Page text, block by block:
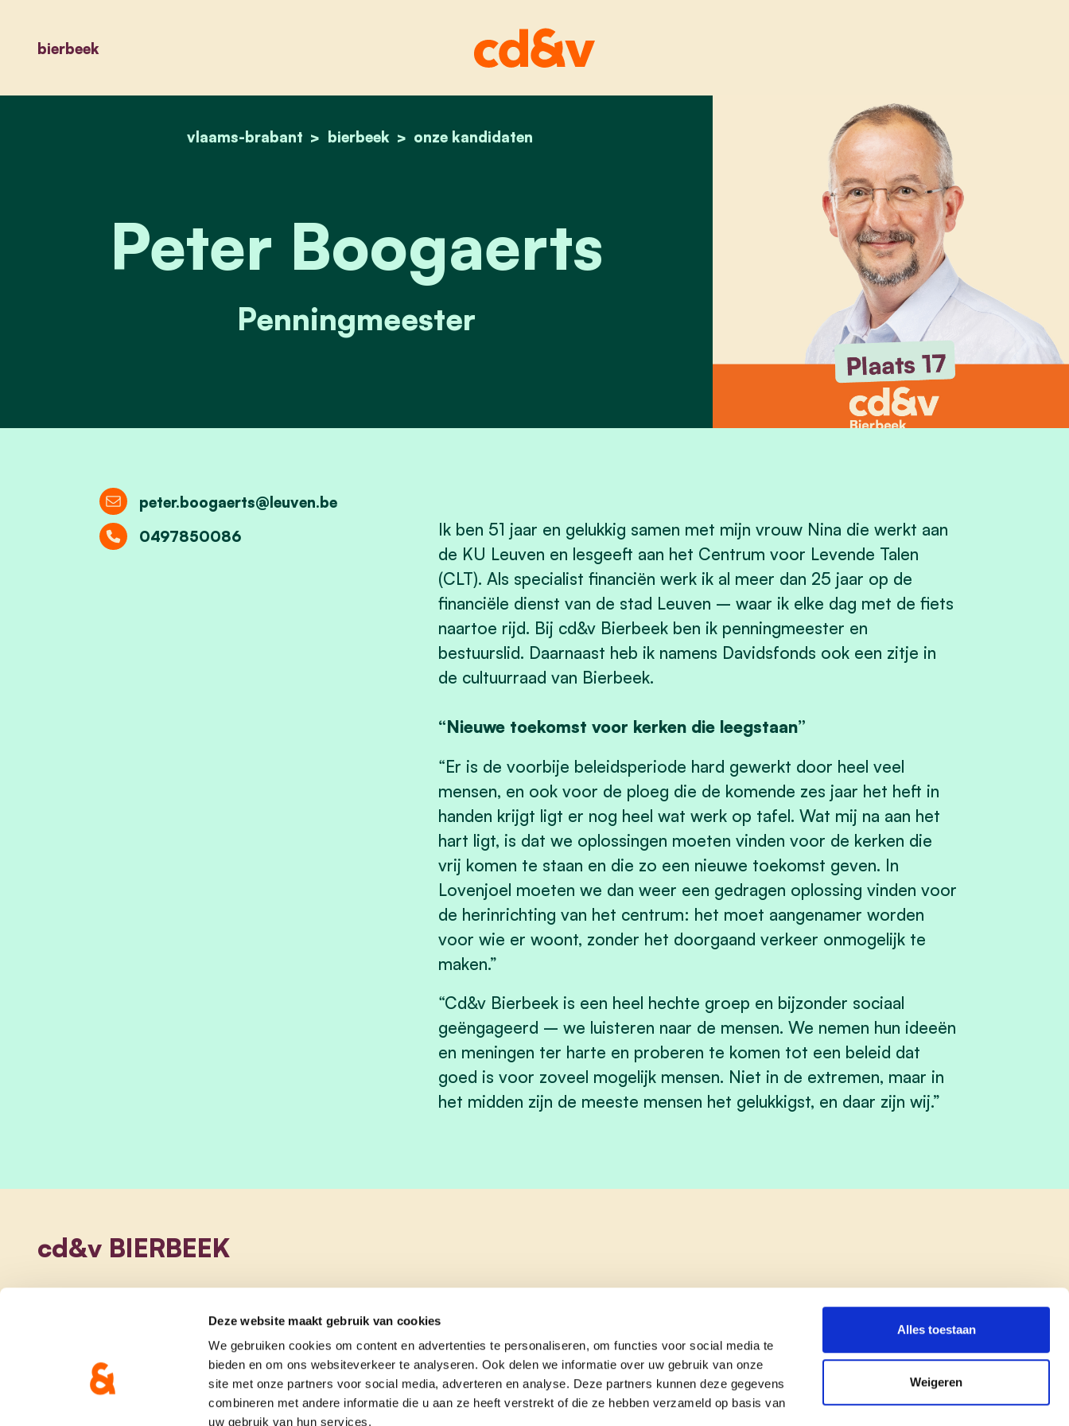
Deze website maakt gebruik van cookies
We gebruiken cookies om content en advertenties te personaliseren, om functies voor social media te
bieden en om ons websiteverkeer te analyseren. Ook delen we informatie over uw gebruik van onze
site met onze partners voor social media, adverteren en analyse. Deze partners kunnen deze gegevens
combineren met andere informatie die u aan ze heeft verstrekt of die ze hebben verzameld op basis van
uw gebruik van hun services.
Alles toestaan
Weigeren
bierbeek
home
vlaams-brabant bierbeek onze kandidaten
peter boogaerts
Peter Boogaerts
Penningmeester
Ik ben 51 jaar en gelukkig samen met mijn vrouw Nina die werkt aan
de KU Leuven en lesgeeft aan het Centrum voor Levende Talen
(CLT). Als specialist financiën werk ik al meer dan 25 jaar op de
financiële dienst van de stad Leuven – waar ik elke dag met de fiets
naartoe rijd. Bij cd&v Bierbeek ben ik penningmeester en
bestuurslid. Daarnaast heb ik namens Davidsfonds ook een zitje in
de cultuurraad van Bierbeek.
“Nieuwe toekomst voor kerken die leegstaan”
“Er is de voorbije beleidsperiode hard gewerkt door heel veel
mensen, en ook voor de ploeg die de komende zes jaar het heft in
handen krijgt ligt er nog heel wat werk op tafel. Wat mij na aan het
hart ligt, is dat we oplossingen moeten vinden voor de kerken die
vrij komen te staan en die zo een nieuwe toekomst geven. In
Lovenjoel moeten we dan weer een gedragen oplossing vinden voor
de herinrichting van het centrum: het moet aangenamer worden
voor wie er woont, zonder het doorgaand verkeer onmogelijk te
maken.”
“Cd&v Bierbeek is een heel hechte groep en bijzonder sociaal
geëngageerd – we luisteren naar de mensen. We nemen hun ideeën
en meningen ter harte en proberen te komen tot een beleid dat
goed is voor zoveel mogelijk mensen. Niet in de extremen, maar in
het midden zijn de meeste mensen het gelukkigst, en daar zijn wij.”
peter.boogaerts@leuven.be
0497850086
cd&v BIERBEEK